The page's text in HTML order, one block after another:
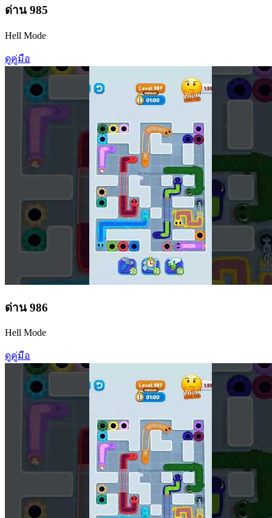
ด่าน 985
Hell Mode
ดูคู่มือ
ด่าน 986
Hell Mode
ดูคู่มือ